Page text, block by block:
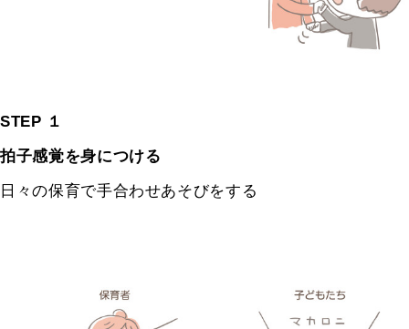
STEP １
拍子感覚を身につける
日々の保育で手合わせあそびをする